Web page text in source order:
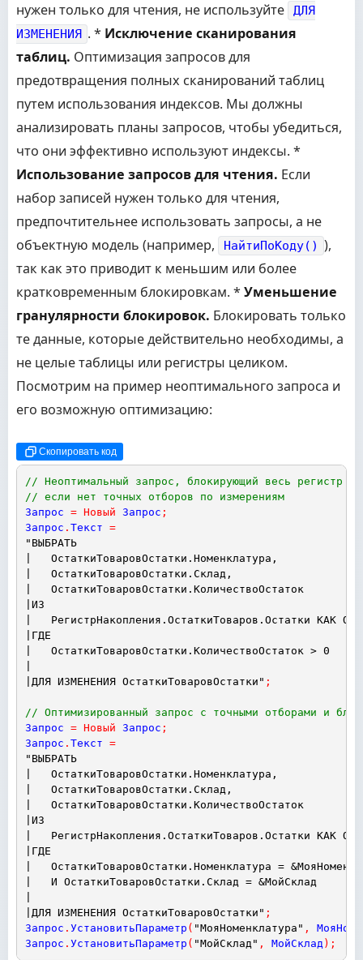
нужен только для чтения, не используйте
ДЛЯ
ИЗМЕНЕНИЯ . * Исключение сканирования
таблиц. Оптимизация запросов для
предотвращения полных сканирований таблиц
путем использования индексов. Мы должны
анализировать планы запросов, чтобы убедиться,
что они эффективно используют индексы. *
Использование запросов для чтения. Если
набор записей нужен только для чтения,
предпочтительнее использовать запросы, а не
объектную модель (например,
НайтиПоКоду() ),
так как это приводит к меньшим или более
кратковременным блокировкам. *Уменьшение
гранулярности блокировок. Блокировать только
те данные, которые действительно необходимы, а
не целые таблицы или регистры целиком.
Посмотрим на пример неоптимального запроса и
его возможную оптимизацию:
Скопировать код
// Неоптимальный запрос, блокирующий весь регистр
// если нет точных отборов по измерениям
Запрос = Новый Запрос ;
Запрос . Текст =
"ВЫБРАТЬ
|   ОстаткиТоваровОстатки.Номенклатура,
|   ОстаткиТоваровОстатки.Склад,
|   ОстаткиТоваровОстатки.КоличествоОстаток
|ИЗ
|   РегистрНакопления.ОстаткиТоваров.Остатки КАК
|ГДЕ
|   ОстаткиТоваровОстатки.КоличествоОстаток > 0
|ДЛЯ ИЗМЕНЕНИЯ ОстаткиТоваровОстатки" ;
// Оптимизированный запрос с точными отборами и
Запрос = Новый Запрос ;
Запрос . Текст =
"ВЫБРАТЬ
|   ОстаткиТоваровОстатки.Номенклатура,
|   ОстаткиТоваровОстатки.Склад,
|   ОстаткиТоваровОстатки.КоличествоОстаток
|ИЗ
|   РегистрНакопления.ОстаткиТоваров.Остатки КАК
|ГДЕ
|   ОстаткиТоваровОстатки.Номенклатура =
|   И ОстаткиТоваровОстатки.Склад = &МойСклад
|ДЛЯ ИЗМЕНЕНИЯ ОстаткиТоваровОстатки" ;
Запрос . УстановитьПараметр ( "МояНоменклатура" ,
Запрос . УстановитьПараметр ( "МойСклад" , МойСклад) ;